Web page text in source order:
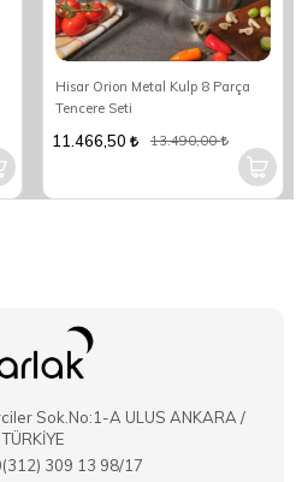
Hisar Orion Metal Kulp 8 Parça
Tencere Seti
11.466,50 13.490,00
Sok.No:1-A ULUS ANKARA /
TÜRKİYE
309 13 98/17